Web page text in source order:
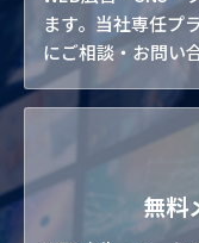
ます。当社専任プ
にご相談・お問い
無料